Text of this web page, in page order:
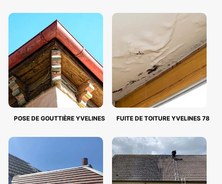
POSE DE GOUTTIÈRE YVELINES FUITE DE TOITURE YVELINES 78